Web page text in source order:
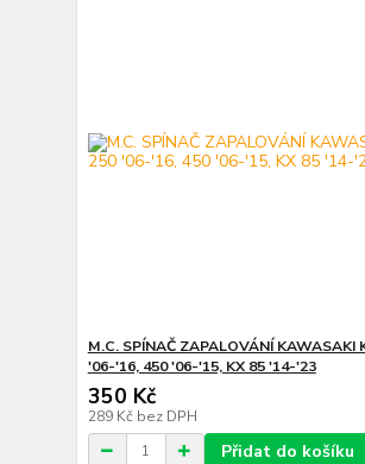
M.C. SPÍNAČ ZAPALOVÁNÍ KAWASAKI
'06-'16, 450 '06-'15, KX 85 '14-'23
350 Kč
289 Kč bez DPH
Přidat do košíku